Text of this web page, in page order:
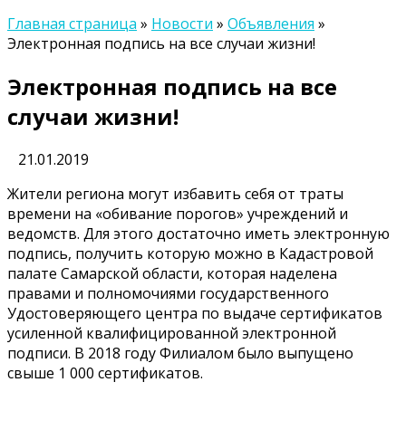
Главная страница » Новости » Объявления »
Электронная подпись на все случаи жизни!
Электронная подпись на все
случаи жизни!
21.01.2019
Жители региона могут избавить себя от траты
времени на «обивание порогов» учреждений и
ведомств. Для этого достаточно иметь электронную
подпись, получить которую можно в Кадастровой
палате Самарской области, которая наделена
правами и полномочиями государственного
Удостоверяющего центра по выдаче сертификатов
усиленной квалифицированной электронной
подписи. В 2018 году Филиалом было выпущено
свыше 1 000 сертификатов.